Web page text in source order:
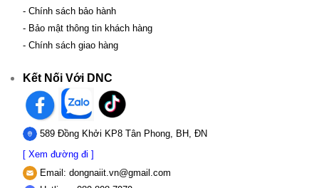
- Chính sách bảo hành
- Bảo mật thông tin khách hàng
- Chính sách giao hàng
Kết Nối Với DNC
589 Đồng Khởi KP8 Tân Phong, BH, ĐN
[ Xem đường đi ]
Email: dongnaiit.vn@gmail.com